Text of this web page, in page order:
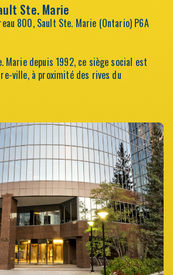
Ste. Marie
800, Sault Ste. Marie (Ontario) P6A
Marie depuis 1992, ce siège social est
ville, à proximité des rives du